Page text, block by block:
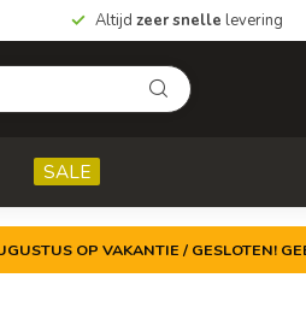
Altijd zeer snelle levering
SALE
OP VAKANTIE / GESLOTEN!